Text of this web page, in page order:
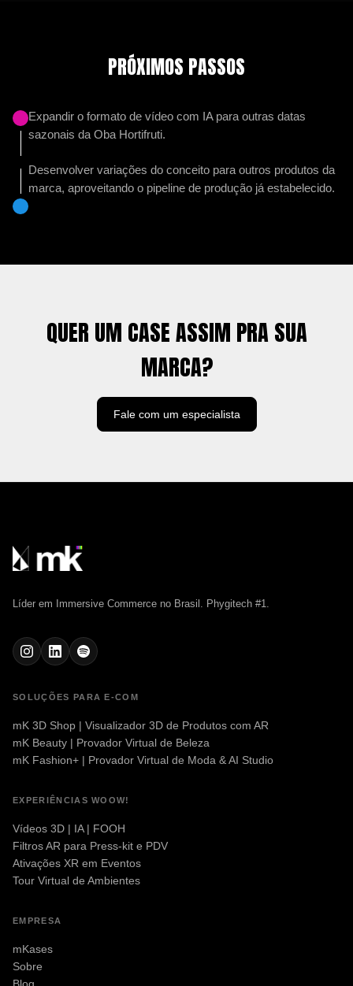
PRÓXIMOS PASSOS
Expandir o formato de vídeo com IA para outras datas
sazonais da Oba Hortifruti.
Desenvolver variações do conceito para outros produtos da
marca, aproveitando o pipeline de produção já estabelecido.
QUER UM CASE ASSIM PRA SUA
MARCA?
Fale com um especialista
Líder em Immersive Commerce no Brasil. Phygitech #1.
SOLUÇÕES PARA E-COM
mK 3D Shop | Visualizador 3D de Produtos com AR
mK Beauty | Provador Virtual de Beleza
mK Fashion+ | Provador Virtual de Moda & AI Studio
EXPERIÊNCIAS WOOW!
Vídeos 3D | IA | FOOH
Filtros AR para Press-kit e PDV
Ativações XR em Eventos
Tour Virtual de Ambientes
EMPRESA
mKases
Sobre